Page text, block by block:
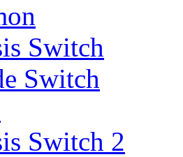
Switch
Switch
Switch 2